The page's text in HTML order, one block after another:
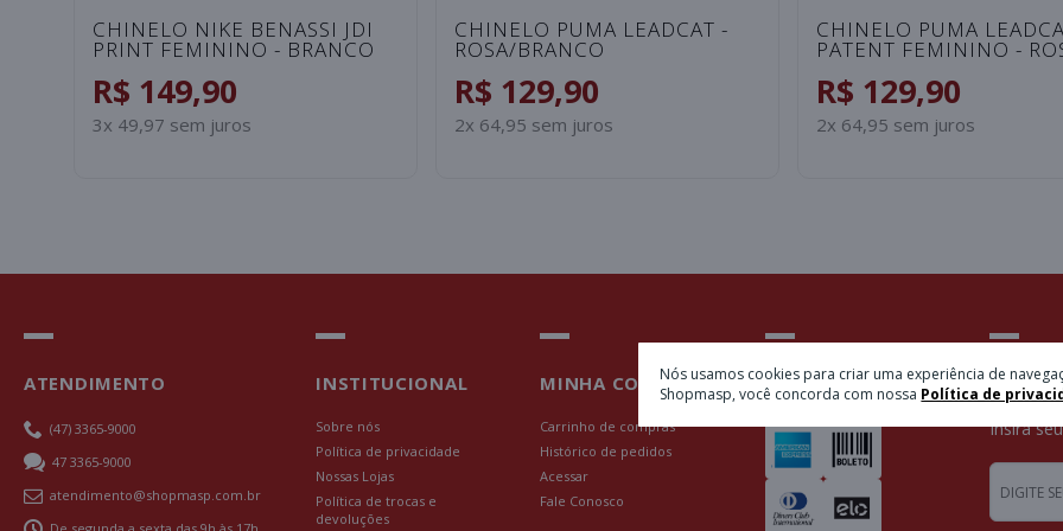
CHINELO NIKE BENASSI JDI
PRINT FEMININO - BRANCO
R$ 149,90
3x 49,97 sem juros
CHINELO PUMA LEADCAT -
ROSA/BRANCO
R$ 129,90
2x 64,95 sem juros
CHINELO PUMA
PATENT FEMININO -
R$ 129,90
2x 64,95 sem juros
Nós usamos cookies para criar uma experiência de
Shopmasp, você concorda com nossa Política de
ATENDIMENTO
(47) 3365-9000
47 3365-9000
atendimento@shopmasp.com.br
INSTITUCIONAL
Sobre nós
Política de privacidade
Nossas Lojas
Política de trocas e
devoluções
MINHA CONTA
Carrinho de compras
Histórico de pedidos
Acessar
Fale Conosco
PAGAMENTOS
Insira